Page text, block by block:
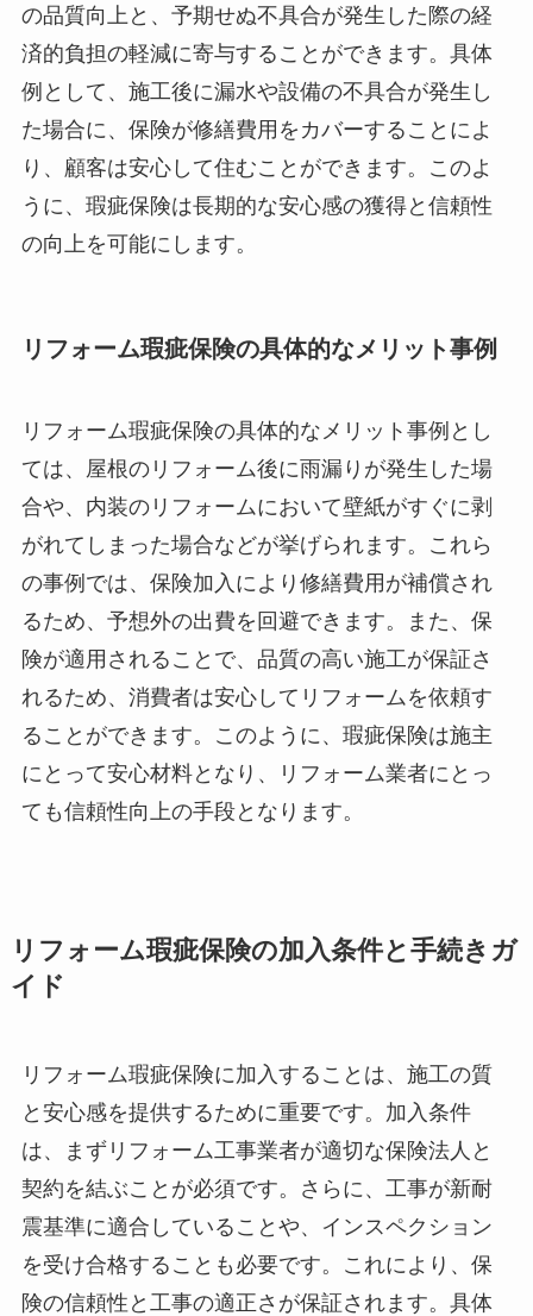
の品質向上と、予期せぬ不具合が発生した際の経
済的負担の軽減に寄与することができます。具体
例として、施工後に漏水や設備の不具合が発生し
た場合に、保険が修繕費用をカバーすることによ
り、顧客は安心して住むことができます。このよ
うに、瑕疵保険は長期的な安心感の獲得と信頼性
の向上を可能にします。
リフォーム瑕疵保険の具体的なメリット事例
リフォーム瑕疵保険の具体的なメリット事例とし
ては、屋根のリフォーム後に雨漏りが発生した場
合や、内装のリフォームにおいて壁紙がすぐに剥
がれてしまった場合などが挙げられます。これら
の事例では、保険加入により修繕費用が補償され
るため、予想外の出費を回避できます。また、保
険が適用されることで、品質の高い施工が保証さ
れるため、消費者は安心してリフォームを依頼す
ることができます。このように、瑕疵保険は施主
にとって安心材料となり、リフォーム業者にとっ
ても信頼性向上の手段となります。
リフォーム瑕疵保険の加入条件と手続きガ
イド
リフォーム瑕疵保険に加入することは、施工の質
と安心感を提供するために重要です。加入条件
は、まずリフォーム工事業者が適切な保険法人と
契約を結ぶことが必須です。さらに、工事が新耐
震基準に適合していることや、インスペクション
を受け合格することも必要です。これにより、保
険の信頼性と工事の適正さが保証されます。具体